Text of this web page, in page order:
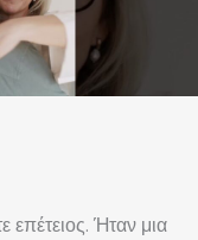
επέτειος. Ήταν μια